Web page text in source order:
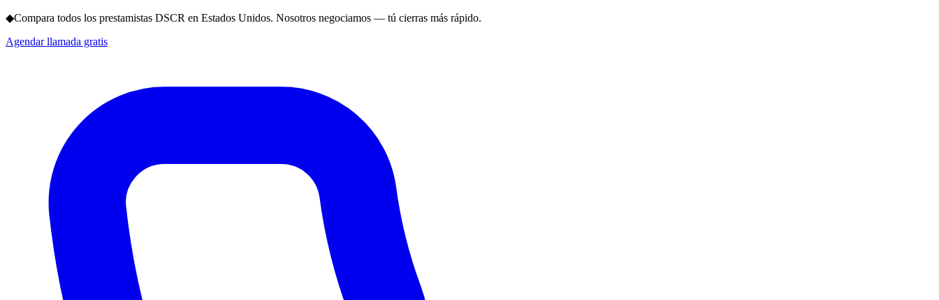
◆Compara todos los prestamistas DSCR en Estados Unidos. Nosotros negociamos — tú cierras más rápido.
Agendar llamada gratis